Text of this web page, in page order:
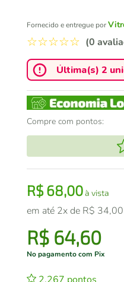
Fornecido e entregue por
☆☆☆☆☆ (0
Última(s) 2
Compre com pontos:
R$68,00à vista
em até 2x de R$ 34,00
R$ 64,60
No pagamento com Pix